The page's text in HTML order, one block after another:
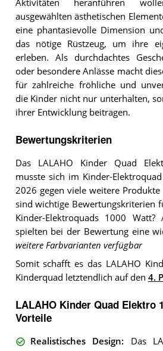
Aktivitäten heranführen
ausgewählten ästhetischen
eine phantasievolle Dimension
das nötige Rüstzeug, um ihre
erleben. Als durchdachtes
oder besondere Anlässe macht
für zahlreiche fröhliche und
die Kinder nicht nur unterhalten,
ihrer Entwicklung beitragen.
Bewertungskriterien
Das LALAHO Kinder Quad
musste sich im Kinder-
2026 gegen viele weitere
sind wichtige Bewertungskriterien
Kinder-Elektroquads 1000
spielten bei der Bewertung eine
weitere Farbvarianten verfügbar
Somit schafft es das LALAHO
Kinderquad letztendlich auf den 4.
LALAHO Kinder Quad Elektro
Vorteile
Realistisches Design: Das